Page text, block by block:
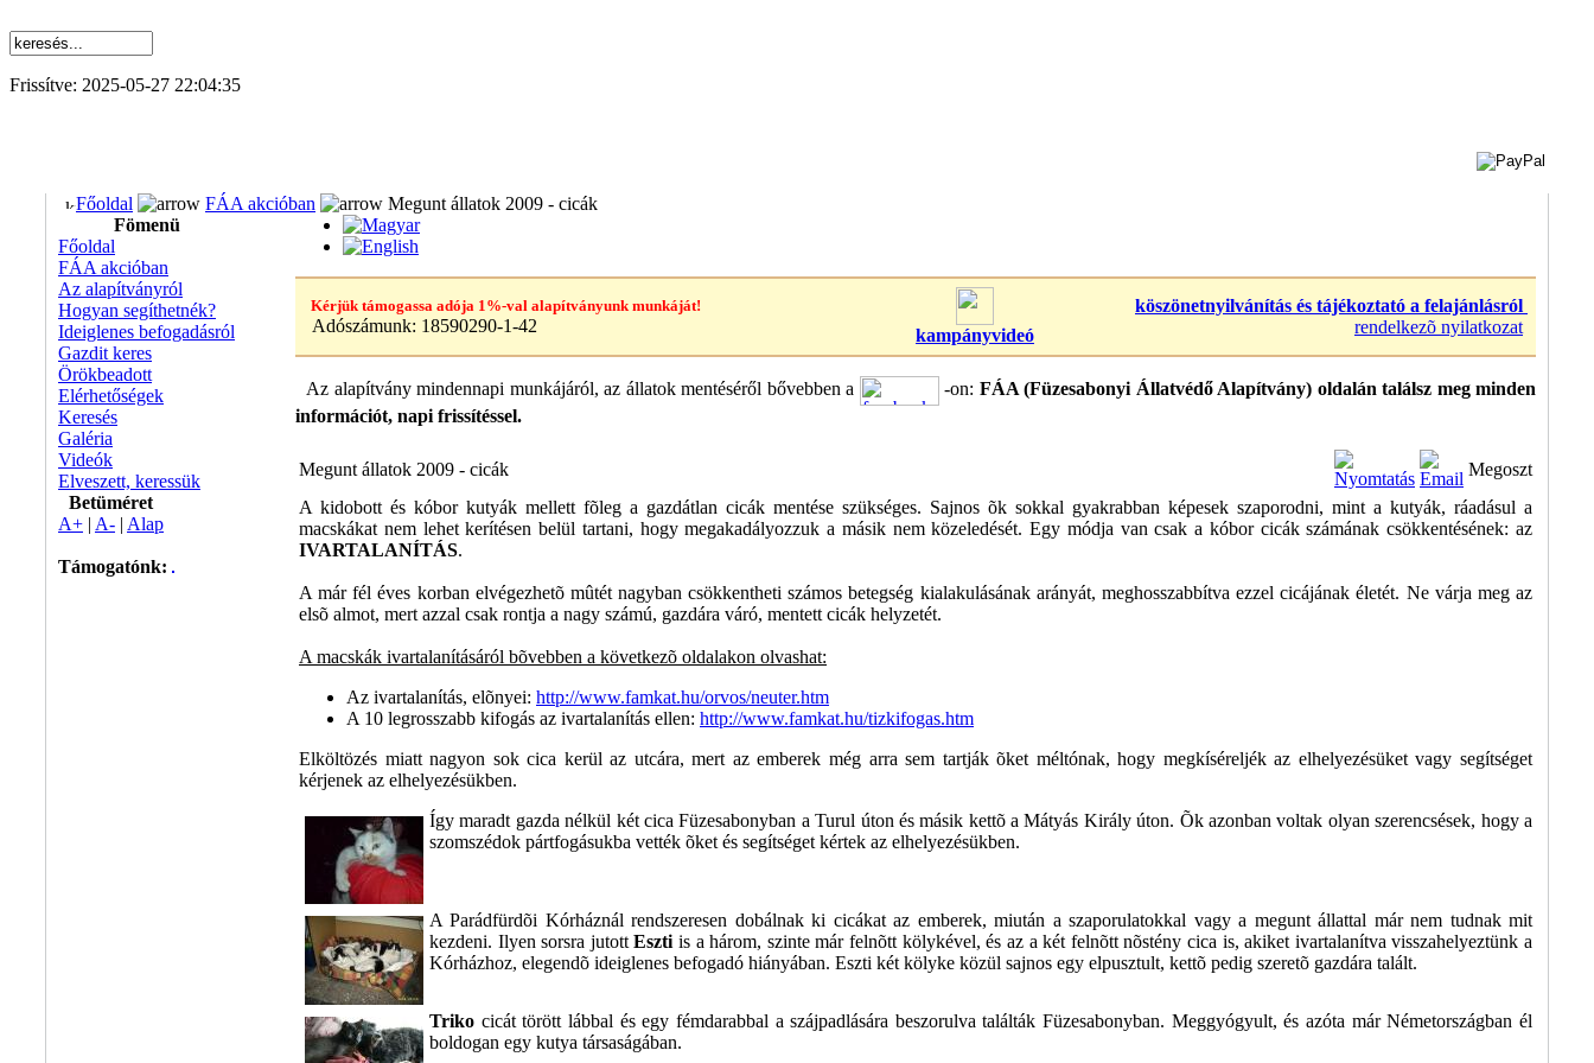
Frissítve: 2025-05-27 22:04:35
Főoldal FÁA akcióban
Megunt állatok 2009 - cicák
Fömenü
Főoldal
FÁA akcióban
Az alapítványról
Hogyan segíthetnék?
Ideiglenes befogadásról
Gazdit keres
Örökbeadott
Elérhetőségek
Keresés
Galéria
Videók
Elveszett, keressük
Betüméret
A+ | A- | Alap
Támogatónk:
Kérjük támogassa adója 1%-val alapítványunk munkáját!
Adószámunk: 18590290-1-42 kampányvideó
köszönetnyilvánítás és tájékoztató a felajánlásról
rendelkezõ nyilatkozat
Az alapítvány mindennapi munkájáról, az állatok mentéséről bővebben a -on: FÁA (Füzesabonyi Állatvédő Alapítvány) oldalán találsz meg minden
információt, napi frissítéssel.
Megunt állatok 2009 - cicák
Megoszt
A kidobott és kóbor kutyák mellett fõleg a gazdátlan cicák mentése szükséges. Sajnos õk sokkal gyakrabban képesek szaporodni, mint a kutyák, ráadásul a
macskákat nem lehet kerítésen belül tartani, hogy megakadályozzuk a másik nem közeledését. Egy módja van csak a kóbor cicák számának csökkentésének: az
IVARTALANÍTÁS.
A már fél éves korban elvégezhetõ mûtét nagyban csökkentheti számos betegség kialakulásának arányát, meghosszabbítva ezzel cicájának életét. Ne várja meg az
elsõ almot, mert azzal csak rontja a nagy számú, gazdára váró, mentett cicák helyzetét.
A macskák ivartalanításáról bõvebben a következõ oldalakon olvashat:
Az ivartalanítás, elõnyei: http://www.famkat.hu/orvos/neuter.htm
A 10 legrosszabb kifogás az ivartalanítás ellen: http://www.famkat.hu/tizkifogas.htm
Elköltözés miatt nagyon sok cica kerül az utcára, mert az emberek még arra sem tartják õket méltónak, hogy megkíséreljék az elhelyezésüket vagy segítséget
kérjenek az elhelyezésükben.
Így maradt gazda nélkül két cica Füzesabonyban a Turul úton és másik kettõ a Mátyás Király úton. Õk azonban voltak olyan szerencsések, hogy a
szomszédok pártfogásukba vették õket és segítséget kértek az elhelyezésükben.
A Parádfürdõi Kórháznál rendszeresen dobálnak ki cicákat az emberek, miután a szaporulatokkal vagy a megunt állattal már nem tudnak mit
kezdeni. Ilyen sorsra jutottEszti is a három, szinte már felnõtt kölykével, és az a két felnõtt nõstény cica is, akiket ivartalanítva visszahelyeztünk a
Kórházhoz, elegendõ ideiglenes befogadó hiányában. Eszti két kölyke közül sajnos egy elpusztult, kettõ pedig szeretõ gazdára talált.
Triko cicát törött lábbal és egy fémdarabbal a szájpadlására beszorulva találták Füzesabonyban. Meggyógyult, és azóta már Németországban él
boldogan egy kutya társaságában.